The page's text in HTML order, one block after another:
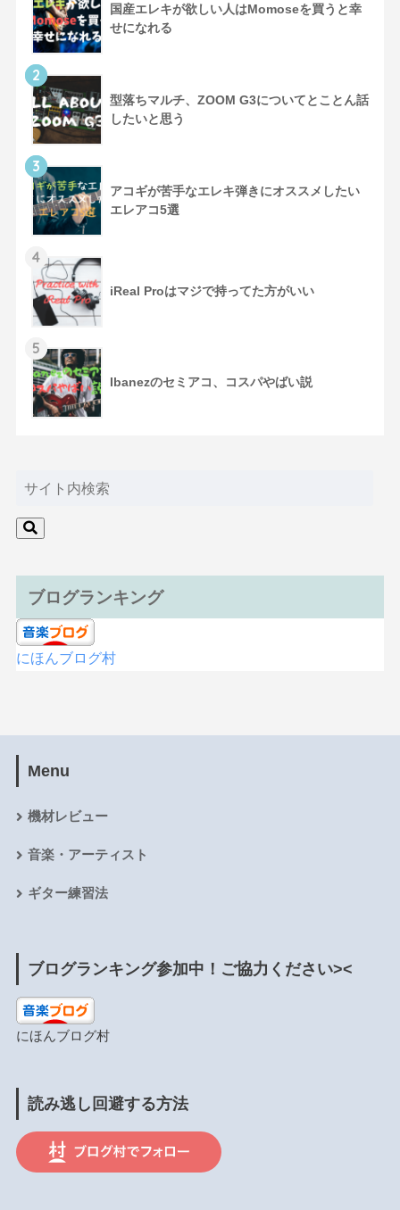
国産エレキが欲しい人はMomoseを買うと幸
せになれる
2
型落ちマルチ、ZOOM G3についてとことん話
したいと思う
3
アコギが苦手なエレキ弾きにオススメしたい
エレアコ5選
4
iReal Proはマジで持ってた方がいい
5
Ibanezのセミアコ、コスパやばい説
ブログランキング
にほんブログ村
Menu
機材レビュー
音楽・アーティスト
ギター練習法
ブログランキング参加中！ご協力ください><
にほんブログ村
読み逃し回避する方法